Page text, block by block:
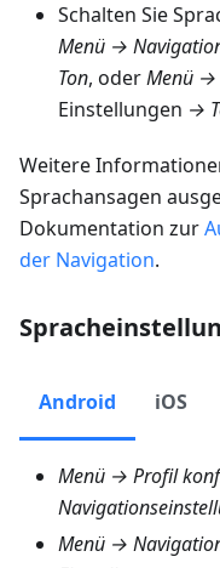
Schalten Sie
Menü →
Ton, oderMenü
Einstellungen →
Weitere
Sprachansagen
Dokumentation zur
der Navigation.
Android iOS
Menü → Profil
Menü →